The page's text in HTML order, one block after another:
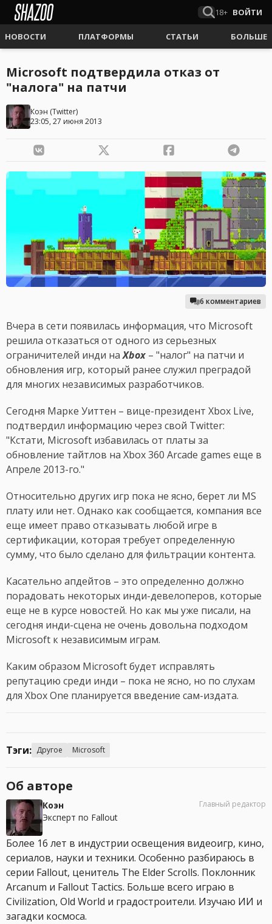
18+ ВОЙТИ
НОВОСТИ ПЛАТФОРМЫ СТАТЬИ БОЛЬШЕ
Microsoft подтвердила отказ от
"налога" на патчи
Коэн (Twitter)
23:05, 27 июня 2013
6 комментариев
Вчера в сети появилась информация, что Microsoft
решила отказаться от одного из серьезных
ограничителей инди наXbox – "налог" на патчи и
обновления игр, который ранее служил преградой
для многих независимых разработчиков.
Сегодня Марке Уиттен – вице-президент Xbox Live,
подтвердил информацию через свой Twitter:
"Кстати, Microsoft избавилась от платы за
обновление тайтлов на Xbox 360 Arcade games еще в
Апреле 2013-го."
Относительно других игр пока не ясно, берет ли MS
плату или нет. Однако как сообщается, компания все
еще имеет право отказывать любой игре в
сертификации, которая требует определенную
сумму, что было сделано для фильтрации контента.
Касательно апдейтов – это определенно должно
порадовать некоторых инди-девелоперов, которые
еще не в курсе новостей. Но как мы уже писали, на
сегодня инди-сцена не очень довольна подходом
Microsoft к независимым играм.
Каким образом Microsoft будет исправлять
репутацию среди инди – пока не ясно, но по слухам
для Xbox One планируется введение сам-издата.
Тэги: Другое Microsoft
Об авторе
Коэн
Эксперт по Fallout
Главный редактор
Более 16 лет в индустрии освещения видеоигр, кино,
сериалов, науки и техники. Особенно разбираюсь в
серии Fallout, ценитель The Elder Scrolls. Поклонник
Arcanum и Fallout Tactics. Больше всего играю в
Civilization, Old World и градостроители. Изучаю ИИ и
загадки космоса.